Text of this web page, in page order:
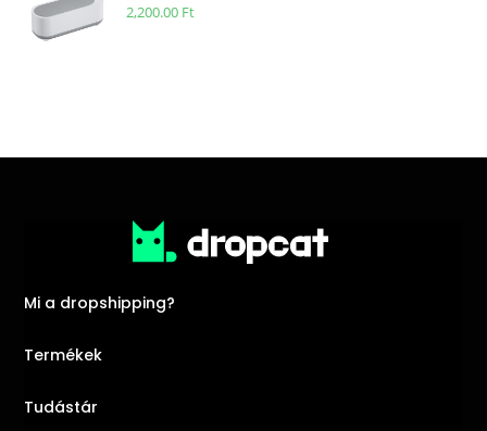
2,200.00 Ft
Mi a dropshipping?
Termékek
Tudástár